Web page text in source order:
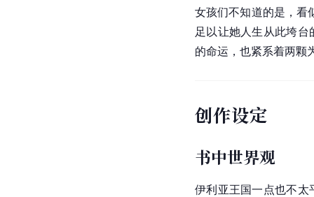
女孩们不知道的是，看
足以让她人生从此垮
的命运，也紧系着两颗
创作设定
书中世界观
伊利亚王国一点也不太